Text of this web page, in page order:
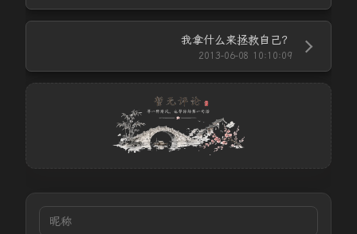
我拿什么来拯救自己？
2013-06-08 10:10:09